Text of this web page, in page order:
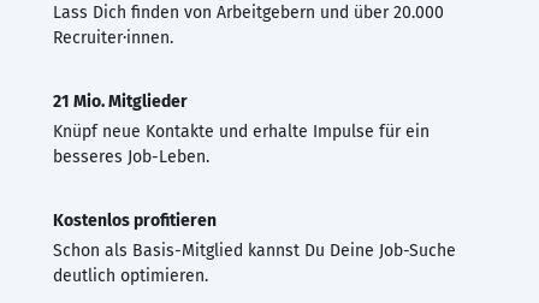
Lass Dich finden von Arbeitgebern und über 20.000
Recruiter·innen.
21 Mio. Mitglieder
Knüpf neue Kontakte und erhalte Impulse für ein
besseres Job-Leben.
Kostenlos profitieren
Schon als Basis-Mitglied kannst Du Deine Job-Suche
deutlich optimieren.